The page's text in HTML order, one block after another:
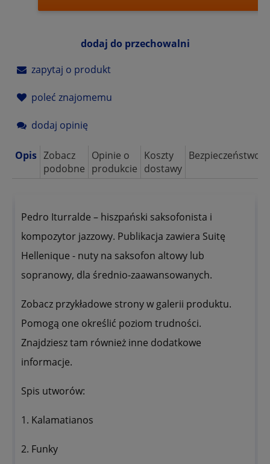
dodaj do przechowalni
zapytaj o produkt
poleć znajomemu
dodaj opinię
Opis Zobacz
podobne
Opinie o
produkcie
Koszty
dostawy
Bezpieczeństwo
Pedro Iturralde – hiszpański saksofonista i
kompozytor jazzowy. Publikacja zawiera Suitę
Hellenique - nuty na saksofon altowy lub
sopranowy, dla średnio-zaawansowanych.
Zobacz przykładowe strony w galerii produktu.
Pomogą one określić poziom trudności.
Znajdziesz tam również inne dodatkowe
informacje.
Spis utworów:
1. Kalamatianos
2. Funky